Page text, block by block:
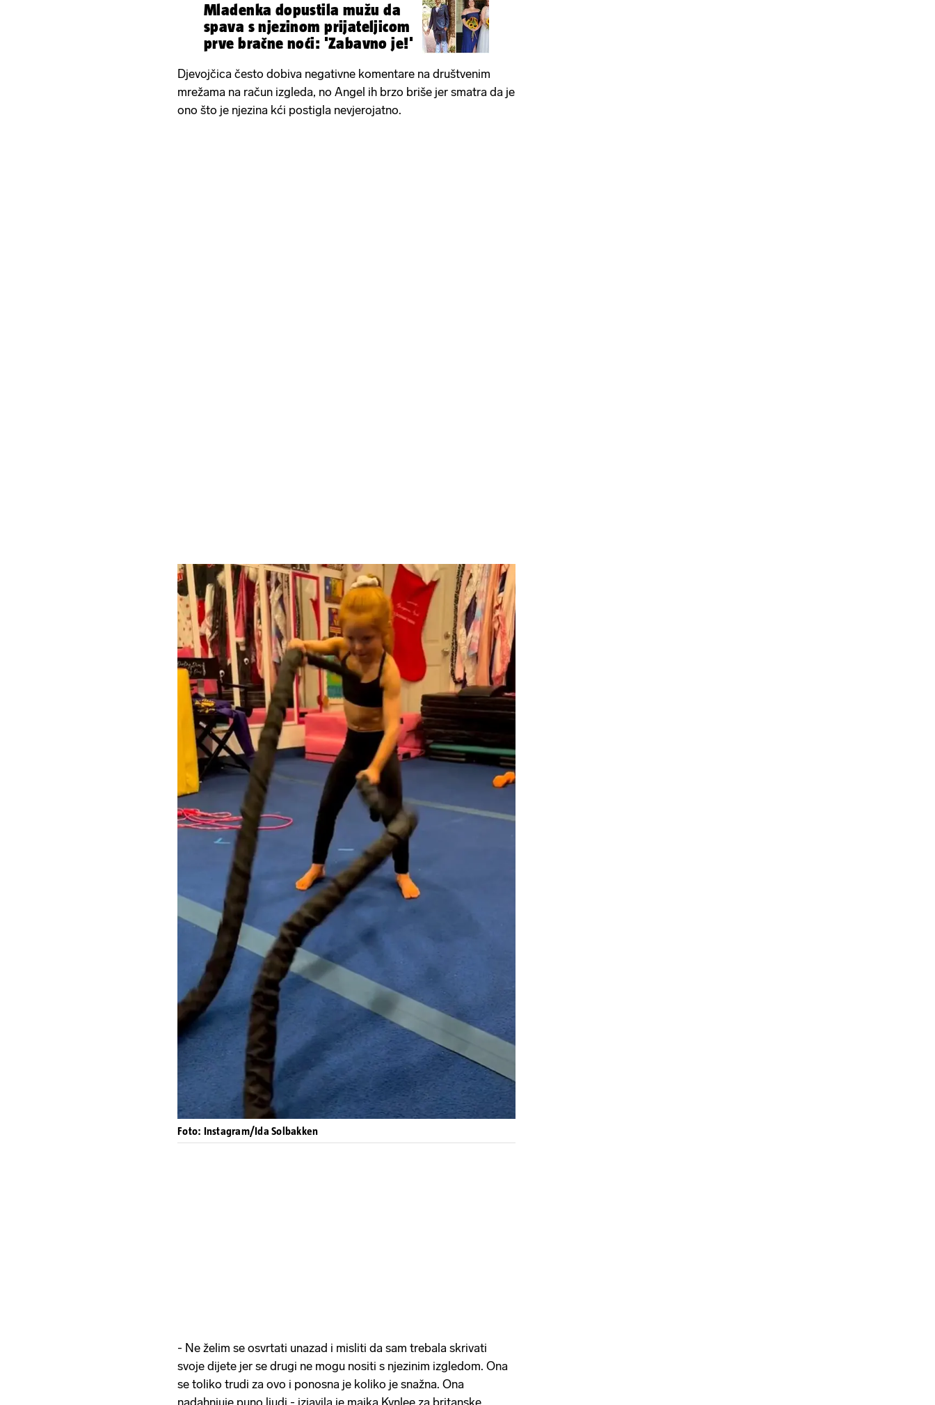
Mladenka dopustila mužu da
spava s njezinom prijateljicom
prve bračne noći: 'Zabavno je!'
Djevojčica često dobiva negativne komentare na društvenim
mrežama na račun izgleda, no Angel ih brzo briše jer smatra da je
ono što je njezina kći postigla nevjerojatno.
Foto: Instagram/Ida Solbakken
- Ne želim se osvrtati unazad i misliti da sam trebala skrivati
svoje dijete jer se drugi ne mogu nositi s njezinim izgledom. Ona
se toliko trudi za ovo i ponosna je koliko je snažna. Ona
nadahnjuje puno ljudi - izjavila je majka Kynlee za britanske